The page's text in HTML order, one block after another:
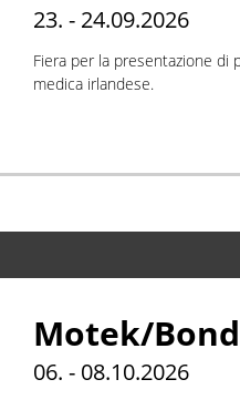
23. - 24.09.2026
Fiera per la presentazione
medica irlandese.
Motek/
06. - 08.10.2026